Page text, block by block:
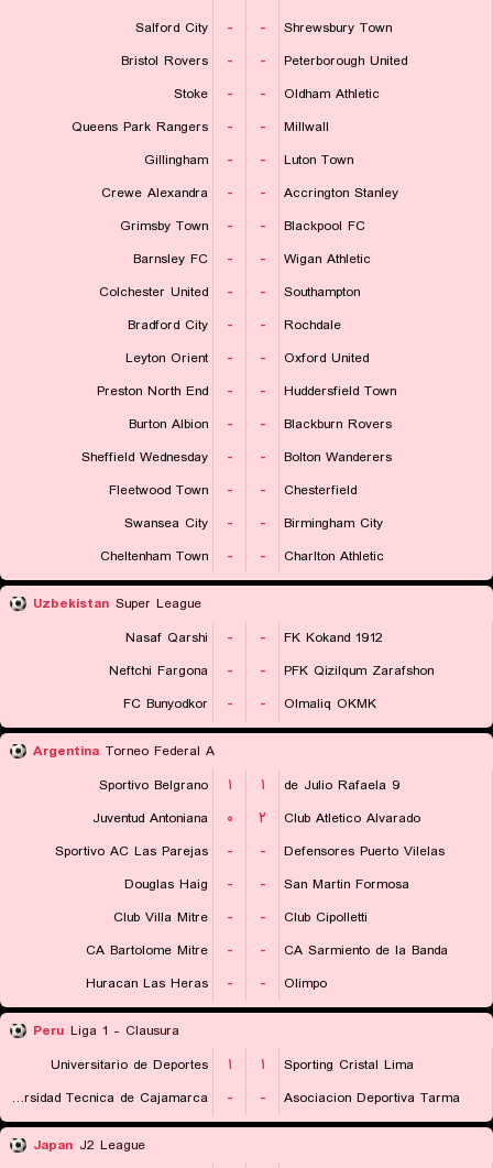
Salford City
- -
Shrewsbury Town
Bristol Rovers
- -
Peterborough United
Stoke
- -
Oldham Athletic
Queens Park Rangers
- -
Millwall
Gillingham
- -
Luton Town
Crewe Alexandra
- -
Accrington Stanley
Grimsby Town
- -
Blackpool FC
Barnsley FC
- -
Wigan Athletic
Colchester United
- -
Southampton
Bradford City
- -
Rochdale
Leyton Orient
- -
Oxford United
Preston North End
- -
Huddersfield Town
Burton Albion
- -
Blackburn Rovers
Sheffield Wednesday
- -
Bolton Wanderers
Fleetwood Town
- -
Chesterfield
Swansea City
- -
Birmingham City
Cheltenham Town
- - Charlton Athletic
Uzbekistan Super League
Nasaf Qarshi
- -
FK Kokand 1912
Neftchi Fargona
- -
PFK Qizilqum Zarafshon
FC Bunyodkor
- - Olmaliq OKMK
Argentina Torneo Federal A
Sportivo Belgrano
۱ ۱
9 de Julio Rafaela
Juventud Antoniana
۰ ۲
Club Atletico Alvarado
Sportivo AC Las Parejas
- -
Defensores Puerto Vilelas
Douglas Haig
- -
San Martin Formosa
Club Villa Mitre
- -
Club Cipolletti
CA Bartolome Mitre
- -
CA Sarmiento de la Banda
Huracan Las Heras
- - Olimpo
Peru Liga 1 - Clausura
Universitario de Deportes
۱ ۱
Sporting Cristal Lima
Universidad Tecnica de Cajamarca
- - Asociacion Deportiva Tarma
Japan J2 League